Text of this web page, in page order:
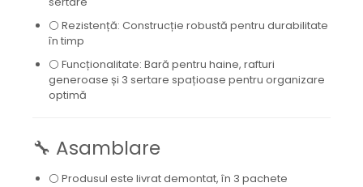
⚪ Rezistență: Construcție robustă pentru durabilitate
în timp
⚪ Funcționalitate: Bară pentru haine, rafturi
generoase și 3 sertare spațioase pentru organizare
optimă
🔧 Asamblare
⚪ Produsul este livrat demontat, în 3 pachete